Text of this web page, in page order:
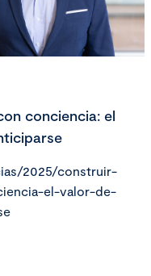
conciencia: el
2025/construir-
el-valor-de-